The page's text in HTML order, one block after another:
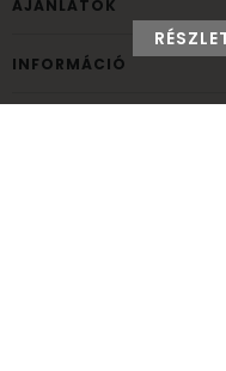
AJÁNLATOK
INFORMÁCIÓ